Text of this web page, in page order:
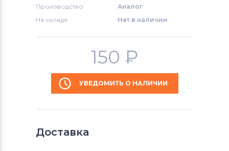
Производство
Аналог
На складе
Нет в наличии
150 ₽
УВЕДОМИТЬ О НАЛИЧИИ
Доставка